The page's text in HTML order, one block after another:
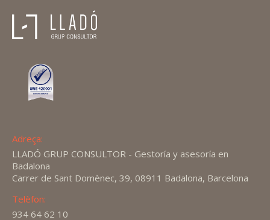
Adreça:
LLADÓ GRUP CONSULTOR - Gestoría y asesoría en
Badalona
Carrer de Sant Domènec, 39, 08911 Badalona, Barcelona
Telèfon:
934 64 62 10